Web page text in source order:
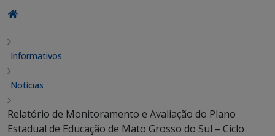
Informativos
Notícias
Relatório de Monitoramento e Avaliação do Plano
Estadual de Educação de Mato Grosso do Sul – Ciclo